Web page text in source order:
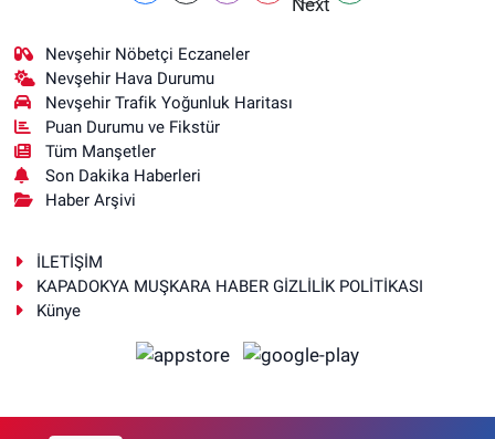
Nevşehir Nöbetçi Eczaneler
Nevşehir Hava Durumu
Nevşehir Trafik Yoğunluk Haritası
Puan Durumu ve Fikstür
Tüm Manşetler
Son Dakika Haberleri
Haber Arşivi
İLETİŞİM
KAPADOKYA MUŞKARA HABER GİZLİLİK POLİTİKASI
Künye